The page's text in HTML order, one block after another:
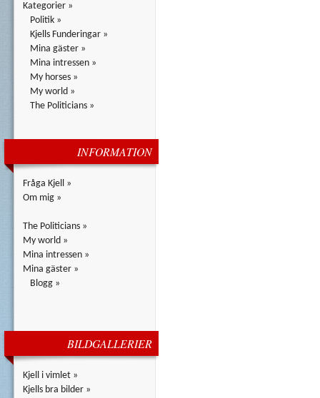
Kategorier »
Politik »
Kjells Funderingar »
Mina gäster »
Mina intressen »
My horses »
My world »
The Politicians »
INFORMATION
Fråga Kjell »
Om mig »
The Politicians »
My world »
Mina intressen »
Mina gäster »
Blogg »
BILDGALLERIER
Kjell i vimlet »
Kjells bra bilder »